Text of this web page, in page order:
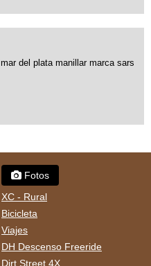
del plata manillar marca sars
Fotos
XC - Rural
Bicicleta
Viajes
DH Descenso Freeride
Dirt Street 4X